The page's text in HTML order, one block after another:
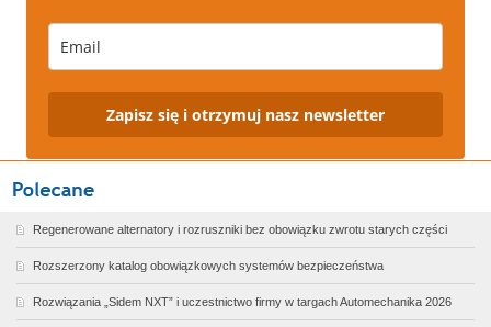
Zapisz się i otrzymuj nasz newsletter
Regenerowane alternatory i rozruszniki bez obowiązku zwrotu starych części
Rozszerzony katalog obowiązkowych systemów bezpieczeństwa
Rozwiązania „Sidem NXT” i uczestnictwo firmy w targach Automechanika 2026